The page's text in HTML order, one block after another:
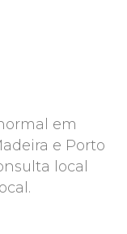
em
e Porto
local